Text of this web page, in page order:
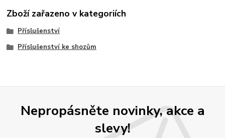
Zboží zařazeno v kategoriích
Příslušenství
Příslušenství ke shozům
Nepropásněte novinky, akce a
slevy!